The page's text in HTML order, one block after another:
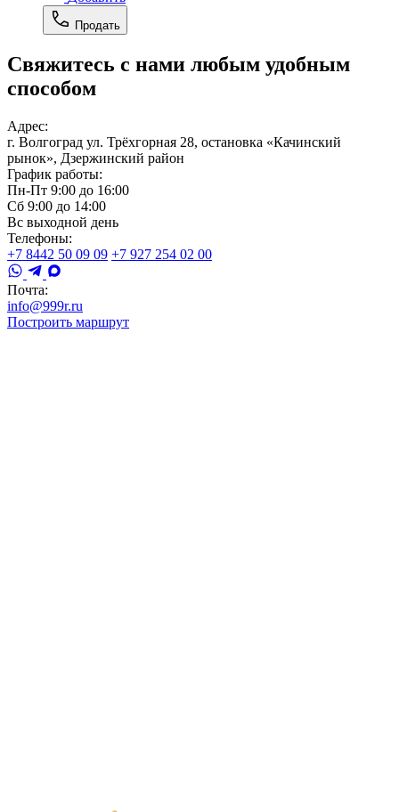
Продать
Свяжитесь с нами любым удобным
способом
Адрес:
г. Волгоград ул. Трёхгорная 28, остановка «Качинский
рынок», Дзержинский район
График работы:
Пн-Пт 9:00 до 16:00
Сб 9:00 до 14:00
Вс выходной день
Телефоны:
+7 8442 50 09 09 +7 927 254 02 00
Почта:
info@999r.ru
Построить маршрут